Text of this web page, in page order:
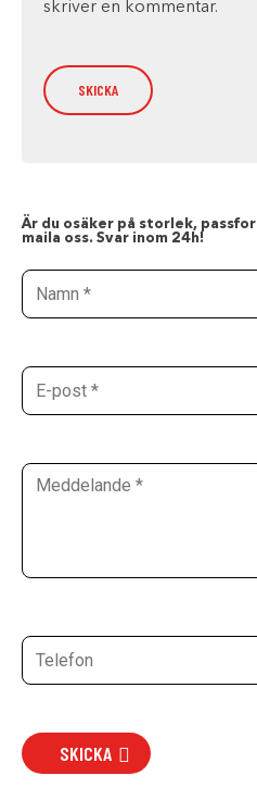
skriver en kommentar.
Är du osäker på storlek,
maila oss. Svar inom 24h!
SKICKA